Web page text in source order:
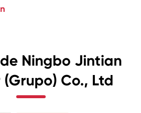
Ningbo Jintian
Co., Ltd